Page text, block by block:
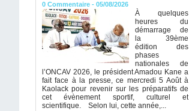
0 Commentaire - 05/08/2026
À quelques
heures du
démarrage de
la 39ème
édition des
phases
nationales de
l’ONCAV 2026, le président Amadou Kane a
fait face à la presse, ce mercredi 5 Août à
Kaolack pour revenir sur les préparatifs de
cet évènement sportif, culturel et
scientifique. Selon lui, cette année,...